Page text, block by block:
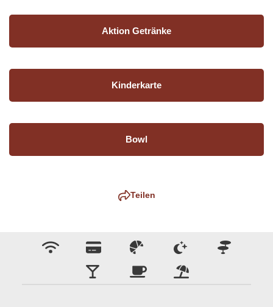
Aktion Getränke
Kinderkarte
Bowl
Teilen